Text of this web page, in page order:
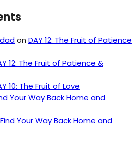
on DAY 12: The Fruit of Patience
12: The Fruit of Patience &
10: The Fruit of Love
Your Way Back Home and
Find Your Way Back Home and